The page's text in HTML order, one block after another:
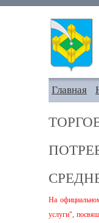
Главная
На
услуги",